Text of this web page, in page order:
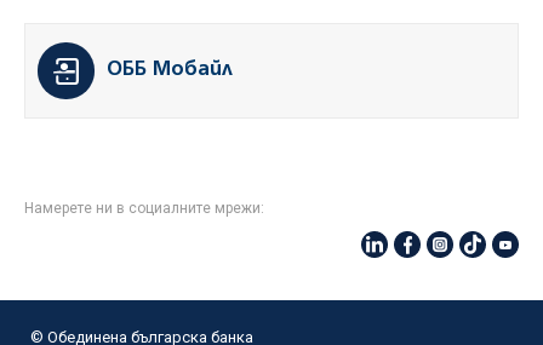
ОББ Мобайл
Намерете ни в социалните мрежи:
© Oбединена българска банка